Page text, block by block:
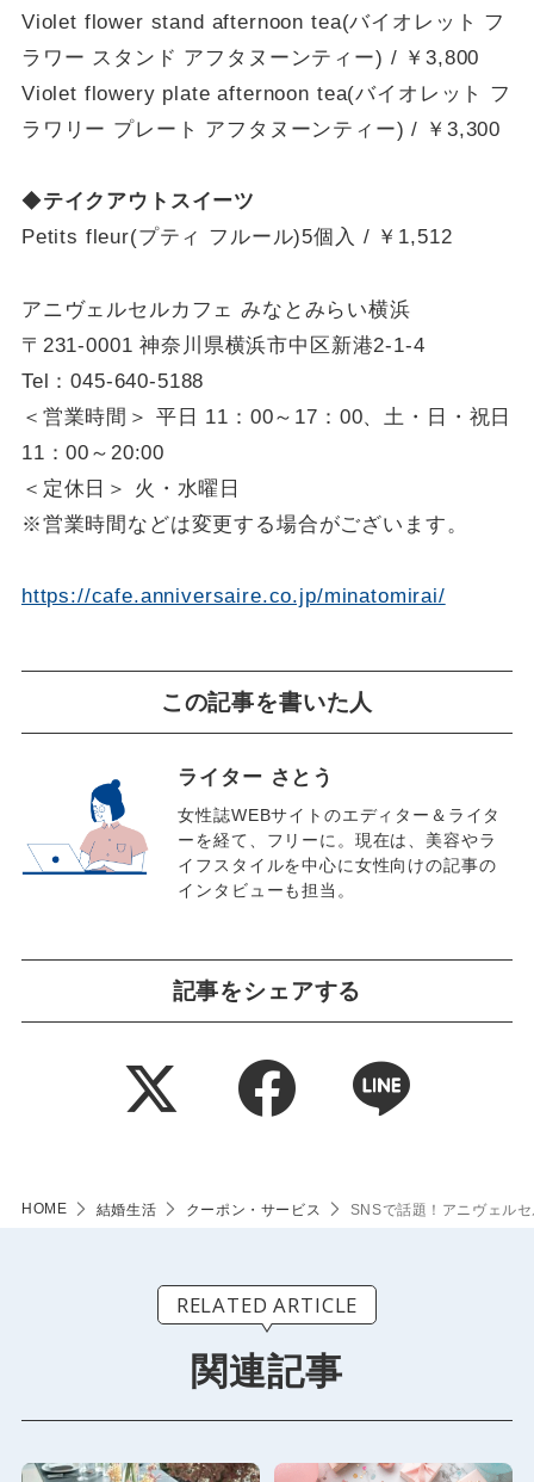
Violet flower stand afternoon tea(バイオレット フ
ラワー スタンド アフタヌーンティー) / ￥3,800
Violet flowery plate afternoon tea(バイオレット フ
ラワリー プレート アフタヌーンティー) / ￥3,300
◆テイクアウトスイーツ
Petits fleur(プティ フルール)5個入 / ￥1,512
アニヴェルセルカフェ みなとみらい横浜
〒231-0001 神奈川県横浜市中区新港2-1-4
Tel：045-640-5188
＜営業時間＞ 平日 11：00～17：00、土・日・祝日
11：00～20:00
＜定休日＞ 火・水曜日
※営業時間などは変更する場合がございます。
https://cafe.anniversaire.co.jp/minatomirai/
この記事を書いた人
ライター さとう
女性誌WEBサイトのエディター＆ライタ
ーを経て、フリーに。現在は、美容やラ
イフスタイルを中心に女性向けの記事の
インタビューも担当。
記事をシェアする
HOME 結婚生活 クーポン・サービス SNSで話題！アニヴェル
RELATED ARTICLE
関連記事